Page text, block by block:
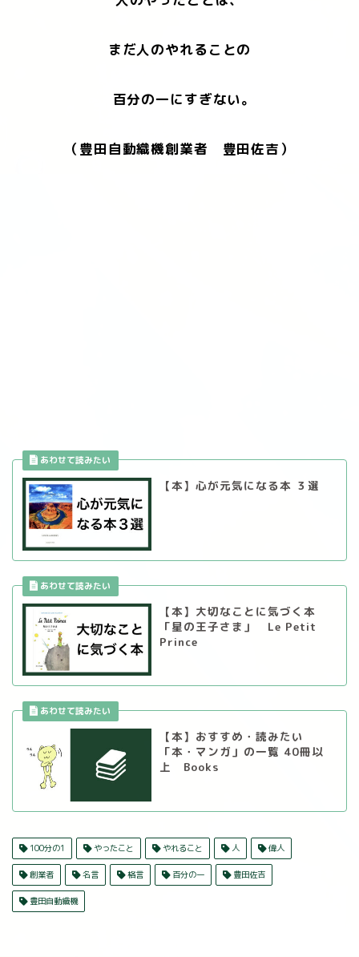
まだ人のやれることの
百分の一にすぎない。
（豊田自動織機創業者 豊田佐吉）
【本】心が元気になる本 ３選
【本】大切なことに気づく本
「星の王子さま」 Le Petit
Prince
【本】おすすめ・読みたい
「本・マンガ」の一覧 40冊以
上 Books
100分の1 やったこと やれること 人 偉人
創業者 名言 格言 百分の一 豊田佐吉
豊田自動織機